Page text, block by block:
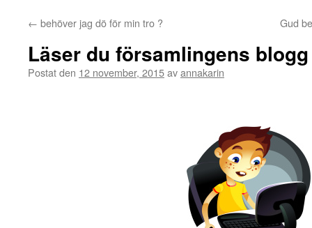
← behöver jag dö för min tro ? Gud
Läser du församlingens
Postat den 12 november, 2015avannakarin